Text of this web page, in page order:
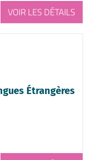
VOIR LES DÉTAILS
Étrangères